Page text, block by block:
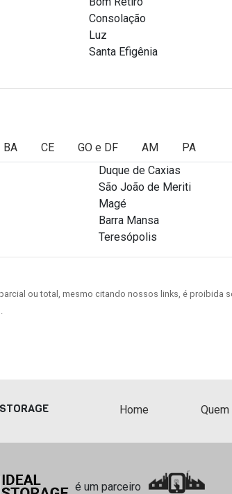
Consolação
Luz
Santa Efigênia
BA CE GO e DF AM
PA
Duque de Caxias
São João de Meriti
Magé
Barra Mansa
Teresópolis
ou total, mesmo citando nossos links, é proibida
Home
é um parceiro